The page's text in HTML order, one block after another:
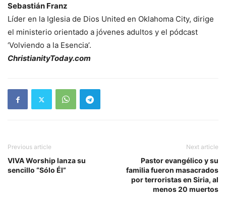
Sebastián Franz
Líder en la Iglesia de Dios United en Oklahoma City, dirige
el ministerio orientado a jóvenes adultos y el pódcast
‘Volviendo a la Esencia’.
ChristianityToday.com
Previous article
VIVA Worship lanza su
sencillo “Sólo Él”
Next article
Pastor evangélico y su
familia fueron masacrados
por terroristas en Siria, al
menos 20 muertos